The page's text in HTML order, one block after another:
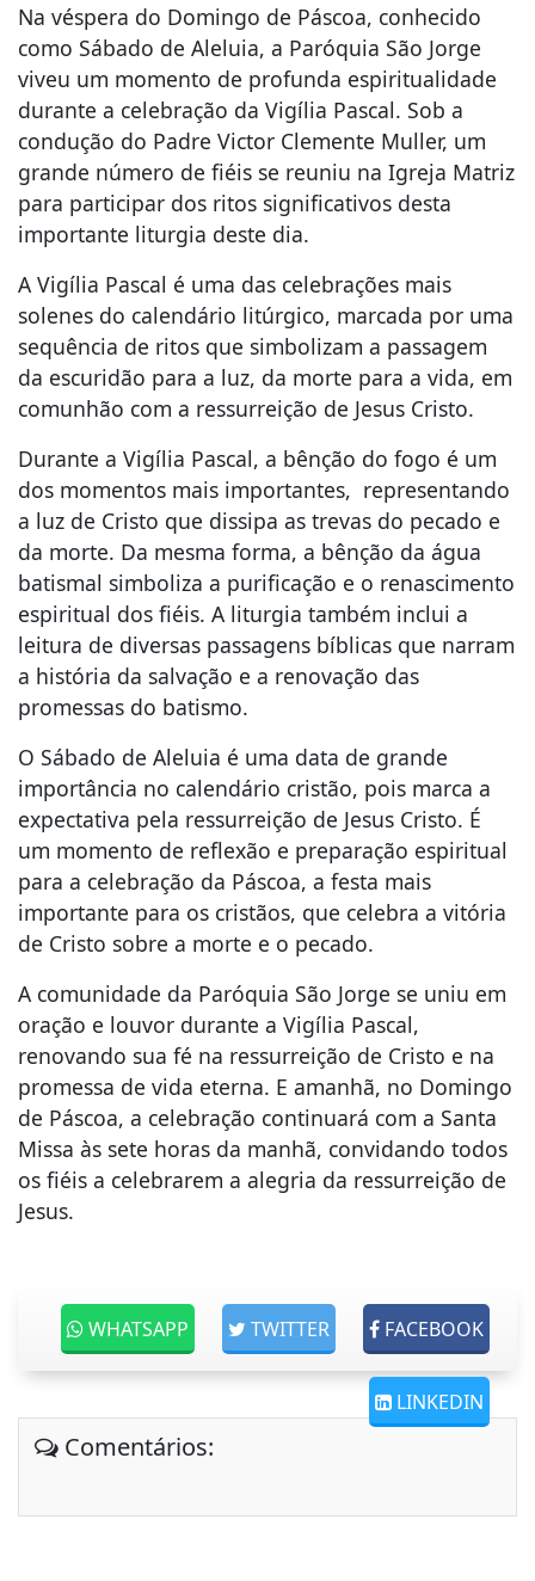
Na véspera do Domingo de Páscoa, conhecido
como Sábado de Aleluia, a Paróquia São Jorge
viveu um momento de profunda espiritualidade
durante a celebração da Vigília Pascal. Sob a
condução do Padre Victor Clemente Muller, um
grande número de fiéis se reuniu na Igreja Matriz
para participar dos ritos significativos desta
importante liturgia deste dia.
A Vigília Pascal é uma das celebrações mais
solenes do calendário litúrgico, marcada por uma
sequência de ritos que simbolizam a passagem
da escuridão para a luz, da morte para a vida, em
comunhão com a ressurreição de Jesus Cristo.
Durante a Vigília Pascal, a bênção do fogo é um
dos momentos mais importantes, representando
a luz de Cristo que dissipa as trevas do pecado e
da morte. Da mesma forma, a bênção da água
batismal simboliza a purificação e o renascimento
espiritual dos fiéis. A liturgia também inclui a
leitura de diversas passagens bíblicas que narram
a história da salvação e a renovação das
promessas do batismo.
O Sábado de Aleluia é uma data de grande
importância no calendário cristão, pois marca a
expectativa pela ressurreição de Jesus Cristo. É
um momento de reflexão e preparação espiritual
para a celebração da Páscoa, a festa mais
importante para os cristãos, que celebra a vitória
de Cristo sobre a morte e o pecado.
A comunidade da Paróquia São Jorge se uniu em
oração e louvor durante a Vigília Pascal,
renovando sua fé na ressurreição de Cristo e na
promessa de vida eterna. E amanhã, no Domingo
de Páscoa, a celebração continuará com a Santa
Missa às sete horas da manhã, convidando todos
os fiéis a celebrarem a alegria da ressurreição de
Jesus.
FACEBOOK
TWITTER
WHATSAPP
LINKEDIN
Comentários: